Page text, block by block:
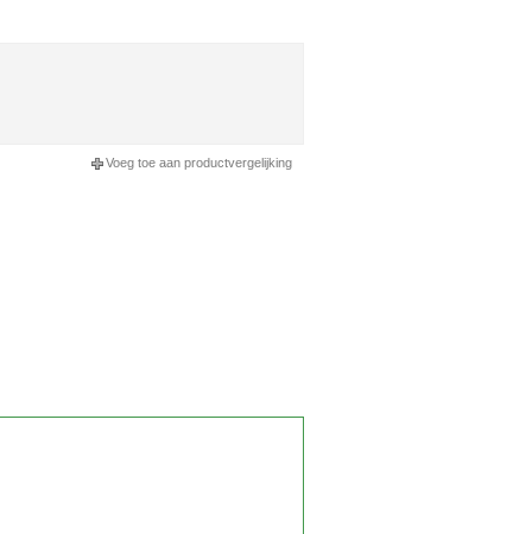
Voeg toe aan productvergelijking